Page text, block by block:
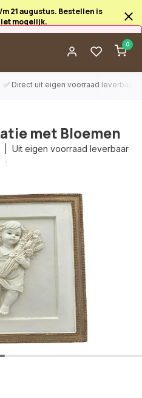
21 augustus. Bestellen is
mogelijk.
0
✅ Direct uit eigen voorraad leverbaar
met Bloemen
| Uit eigen voorraad leverbaar